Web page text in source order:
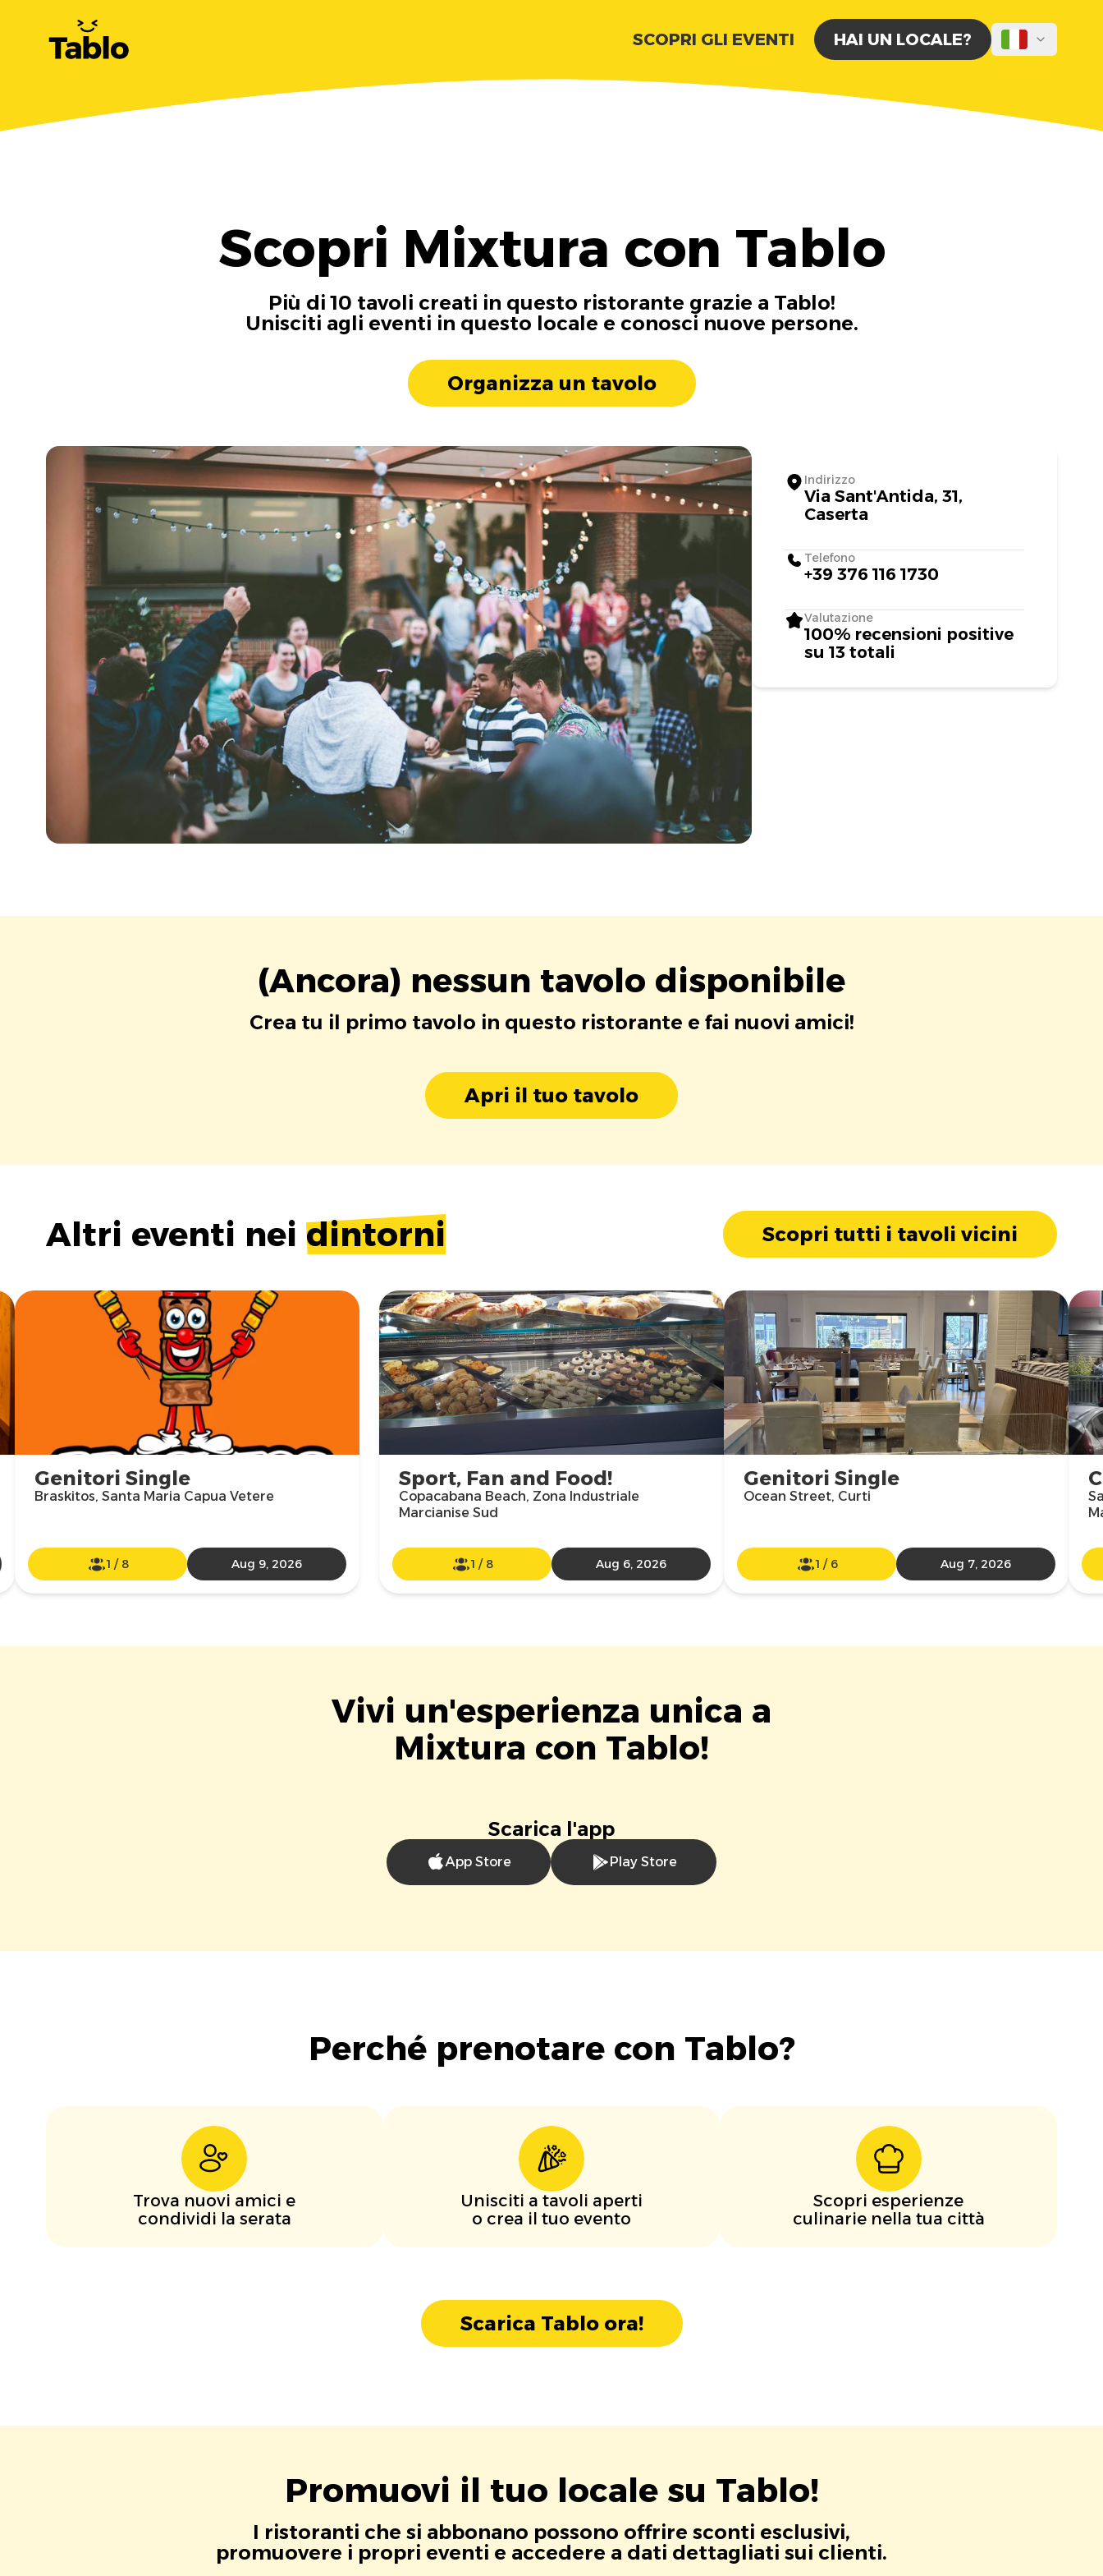
SCOPRI GLI EVENTI HAI UN LOCALE?
Scopri Mixtura con Tablo
Più di 10 tavoli creati in questo ristorante grazie a Tablo!
Unisciti agli eventi in questo locale e conosci nuove persone.
Organizza un tavolo
Indirizzo
Via Sant'Antida, 31,
Caserta
Telefono
+39 376 116 1730
Valutazione
100% recensioni positive
su 13 totali
(Ancora) nessun tavolo disponibile
Crea tu il primo tavolo in questo ristorante e fai nuovi amici!
Apri il tuo tavolo
Altri eventi nei dintorni Scopri tutti i tavoli vicini
Sport, Fan and Food!
Copacabana Beach, Zona Industriale
Marcianise Sud
1 / 8 Aug 6, 2026
Genitori Single
Ocean Street, Curti
1 / 6 Aug 7, 2026
Genitori Single
Braskitos, Santa Maria Capua Vetere
1 / 8 Aug 9, 2026
Vivi un'esperienza unica a
Mixtura con Tablo!
Scarica l'app
App Store Play Store
Perché prenotare con Tablo?
Trova nuovi amici e
condividi la serata
Unisciti a tavoli aperti
o crea il tuo evento
Scopri esperienze
culinarie nella tua città
Scarica Tablo ora!
Promuovi il tuo locale su Tablo!
I ristoranti che si abbonano possono offrire sconti esclusivi,
promuovere i propri eventi e accedere a dati dettagliati sui clienti.